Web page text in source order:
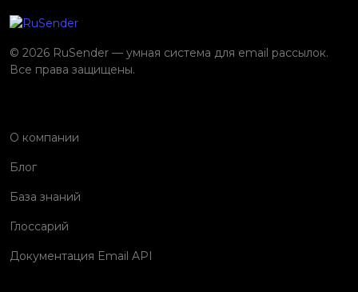
© 2026 RuSender — умная система для email рассылок.
Все права защищены.
О компании
Блог
База знаний
Глоссарий
Документация Email API